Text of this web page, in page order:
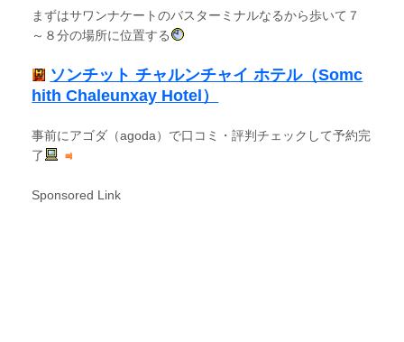
まずはサワンナケートのバスターミナルなるから歩いて７
～８分の場所に位置する
ソンチット チャルンチャイ ホテル（Somc
hith Chaleunxay Hotel）
事前にアゴダ（agoda）で口コミ・評判チェックして予約完
了
Sponsored Link